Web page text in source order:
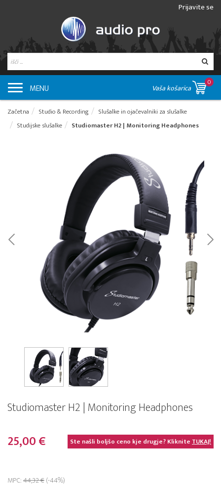
Prijavite se
MENU Vaša košarica
0
Začetna Studio & Recording
Slušalke in ojačevalniki za slušalke
Studijske slušalke
Studiomaster H2 | Monitoring Headphones
Studiomaster H2 | Monitoring Headphones
25,00 € Ste našli boljšo ceno kje drugje? KlikniteTUKAJ!
MPC:44,32 €(-44%)